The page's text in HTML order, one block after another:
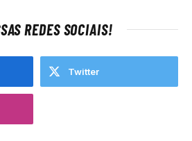
REDES SOCIAIS!
Twitter